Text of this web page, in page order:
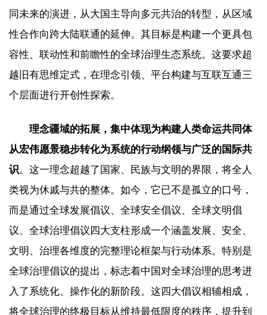
同未来的演进，从大国主导向多元共治的转型，从区域
性合作向跨大陆联通的延伸。其目标是构建一个更具包
容性、联动性和前瞻性的全球治理生态系统。这要求超
越旧有思维定式，在理念引领、平台构建与互联互通三
个层面进行开创性探索。
理念疆域的拓展，集中体现为构建人类命运共同体
从宏伟愿景稳步转化为系统的行动纲领与广泛的国际共
识。这一理念超越了国家、民族与文明的界限，将全人
类视为休戚与共的整体。如今，它已不是孤立的口号，
而是通过全球发展倡议、全球安全倡议、全球文明倡
议、全球治理倡议四大支柱形成一个涵盖发展、安全、
文明、治理各维度的完整理论框架与行动体系。特别是
全球治理倡议的提出，标志着中国对全球治理的思考进
入了系统化、操作化的新阶段。这四大倡议相辅相成，
将全球治理的终极目标从维持最低限度的秩序，提升到